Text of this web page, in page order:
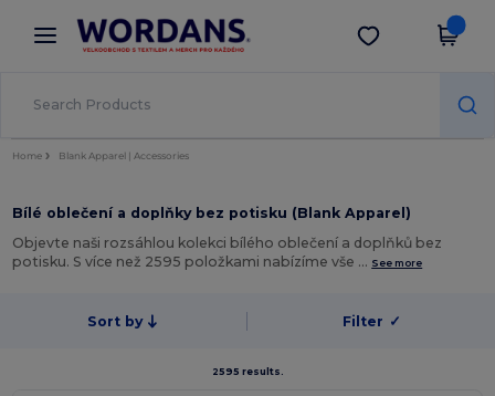
× Aplikace Wordans
Lepší ceny v aplikaci!
Stáhnout app
Home Blank Apparel | Accessories
Bílé oblečení a doplňky bez potisku (Blank Apparel)
Objevte naši rozsáhlou kolekci bílého oblečení a doplňků bez
potisku. S více než 2595 položkami nabízíme vše … See more
Sort by Filter ✓
2595 results.